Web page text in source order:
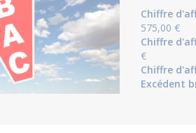
Chiffre
575,00 €
Chiffre
€
Chiffre
Excédent